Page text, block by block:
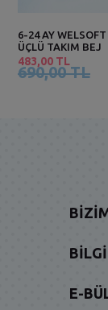
6-24 AY
ÜÇLÜ TAKIM BEJ
483,00 TL
690,00 TL
BILGI
E-